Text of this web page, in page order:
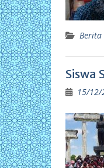
Berita
Siswa
15/12/